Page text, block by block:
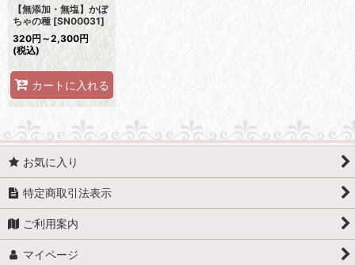
【無添加・無塩】かぼ
ちゃの種 [SN00031]
320円 ～2,300円
(税込)
カートに入れる
お気に入り
特定商取引法表示
ご利用案内
マイページ